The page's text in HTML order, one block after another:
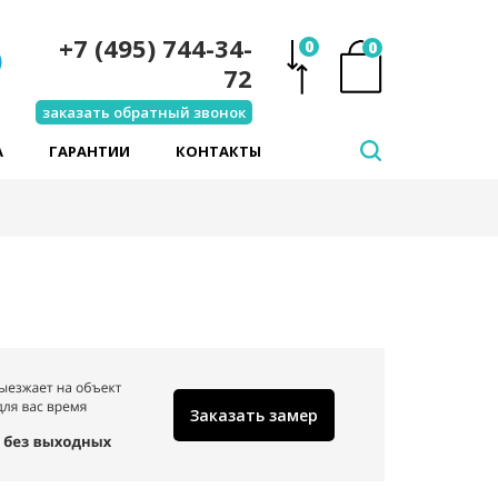
0
0
+7 (495) 744-34-
72
заказать обратный звонок
ГАРАНТИИ КОНТАКТЫ
Заказать замер